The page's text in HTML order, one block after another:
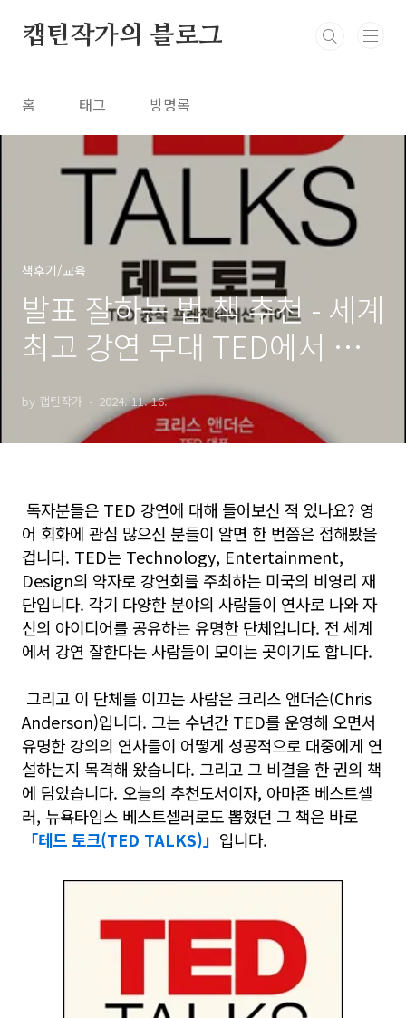
캡틴작가의 블로그
홈 태그 방명록
책후기/교육
발표 잘하는 법 책 추천 - 세계
최고 강연 무대 TED에서 배
우는 스피치 비법
by 캡틴작가 2024. 11. 16.
독자분들은 TED 강연에 대해 들어보신 적 있나요? 영
어 회화에 관심 많으신 분들이 알면 한 번쯤은 접해봤을
겁니다. TED는 Technology, Entertainment,
Design의 약자로 강연회를 주최하는 미국의 비영리 재
단입니다. 각기 다양한 분야의 사람들이 연사로 나와 자
신의 아이디어를 공유하는 유명한 단체입니다. 전 세계
에서 강연 잘한다는 사람들이 모이는 곳이기도 합니다.
그리고 이 단체를 이끄는 사람은 크리스 앤더슨(Chris
Anderson)입니다. 그는 수년간 TED를 운영해 오면서
유명한 강의의 연사들이 어떻게 성공적으로 대중에게 연
설하는지 목격해 왔습니다. 그리고 그 비결을 한 권의 책
에 담았습니다. 오늘의 추천도서이자, 아마존 베스트셀
러, 뉴욕타임스 베스트셀러로도 뽑혔던 그 책은 바로
「테드 토크(TED TALKS)」 입니다.